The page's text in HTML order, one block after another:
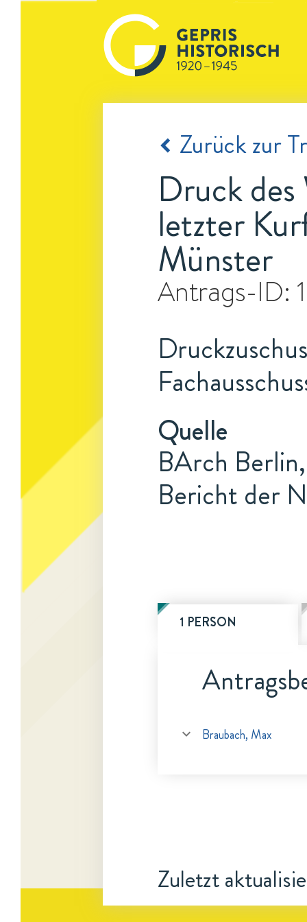
Zurück zur
Druck
letzter
Münster
Antrags-ID:
Quelle
BArch
Bericht der
1 PERSON
Braubach, Max
Zuletzt